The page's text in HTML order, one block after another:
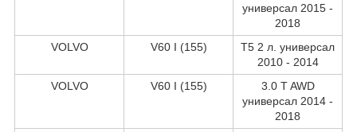
универсал 2015 -
2018
VOLVO
V60 I (155)
T5 2 л. универсал
2010 - 2014
VOLVO
V60 I (155)
3.0 T AWD
универсал 2014 -
2018